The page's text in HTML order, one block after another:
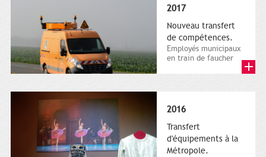
2017
Nouveau transfert
de compétences.
Employés municipaux
en train de faucher
2016
Transfert
d'équipements à la
Métropole.